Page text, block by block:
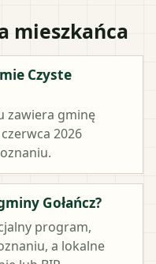
mieszkańca
Czyste
zawiera gminę
2026
Gołańcz?
program,
a lokalne